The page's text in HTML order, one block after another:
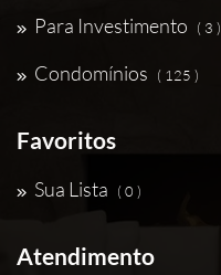
Para Investimento ( 3 )
Condomínios ( 125 )
Favoritos
Sua Lista ( 0 )
Atendimento